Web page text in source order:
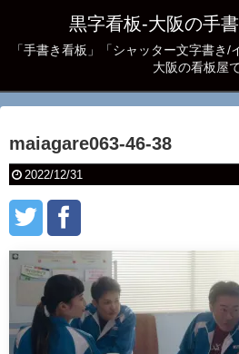
黒字看板‐大阪の手
「手書き看板」「シャッター文字書き
大阪の看板屋
maiagare063-46-38
2022/12/31